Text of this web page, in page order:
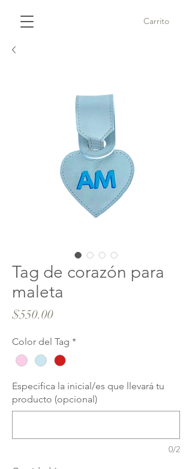
Carrito
Tag de corazón para
maleta
$550.00Precio
Color del Tag *
Especifica la inicial/es que llevará tu
producto (opcional)
0/2